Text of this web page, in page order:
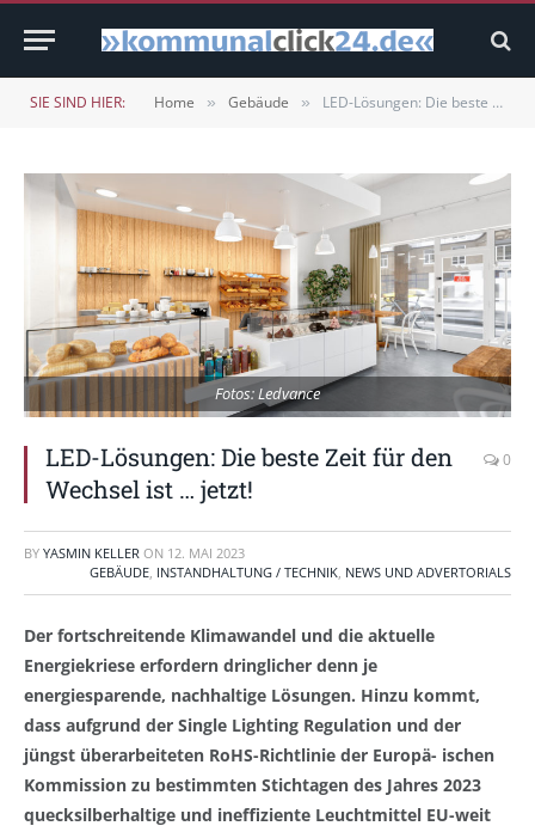
SIE SIND HIER: Home » Gebäude » LED-Lösungen: Die beste Zeit für den Wechsel ist … jetzt!
Fotos: Ledvance
LED-Lösungen: Die beste Zeit für den
Wechsel ist … jetzt!
0
BY YASMIN KELLER ON 12. MAI 2023
GEBÄUDE, INSTANDHALTUNG / TECHNIK, NEWS UND ADVERTORIALS
Der fortschreitende Klimawandel und die aktuelle
Energiekriese erfordern dringlicher denn je
energiesparende, nachhaltige Lösungen. Hinzu kommt,
dass aufgrund der Single Lighting Regulation und der
jüngst überarbeiteten RoHS-Richtlinie der Europä- ischen
Kommission zu bestimmten Stichtagen des Jahres 2023
quecksilberhaltige und ineffiziente Leuchtmittel EU-weit